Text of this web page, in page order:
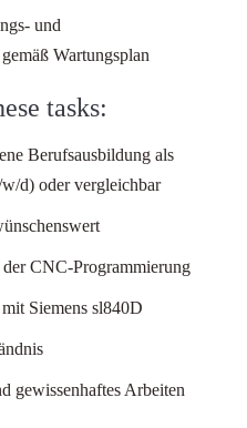
und
Wartungsplan
tasks:
Berufsausbildung als
d) oder vergleichbar
CNC-Programmierung
Siemens sl840D
gewissenhaftes Arbeiten